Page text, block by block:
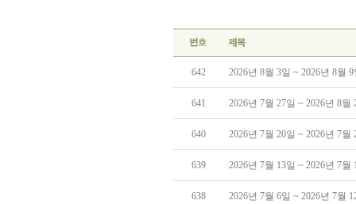
642 2026년 8월 3일 ~ 2026년 8월
641 2026년 7월 27일 ~ 2026년 8월
640 2026년 7월 20일 ~ 2026년 7월
639 2026년 7월 13일 ~ 2026년 7월
638 2026년 7월 6일 ~ 2026년 7월